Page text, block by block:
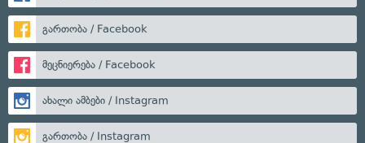
გართობა / Facebook
მეცნიერება / Facebook
ახალი ამბები / Instagram
გართობა / Instagram